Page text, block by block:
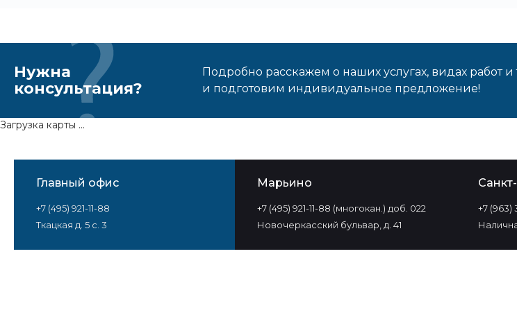
Нужна
консультация?
Подробно расскажем о наших услугах, видах работ
и подготовим индивидуальное предложение!
Главный офис
+7 (495) 921-11-88
Ткацкая д. 5 с. 3
Марьино
+7 (495) 921-11-88 (многокан.) доб. 022
Новочеркасский бульвар, д. 41
+7 (963)
Загрузка карты ...